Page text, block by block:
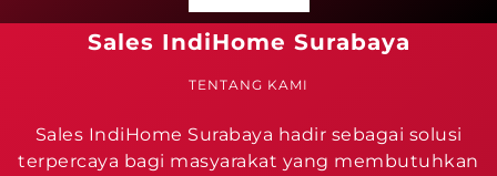
Sales IndiHome Surabaya
TENTANG KAMI
Sales IndiHome Surabaya hadir sebagai solusi
terpercaya bagi masyarakat yang membutuhkan